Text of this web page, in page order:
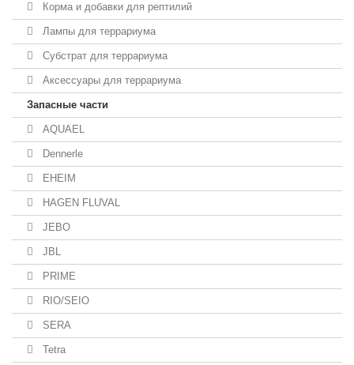
Корма и добавки для рептилий
Лампы для террариума
Субстрат для террариума
Аксессуары для террариума
Запасные части
AQUAEL
Dennerle
EHEIM
HAGEN FLUVAL
JEBO
JBL
PRIME
RIO/SEIO
SERA
Tetra